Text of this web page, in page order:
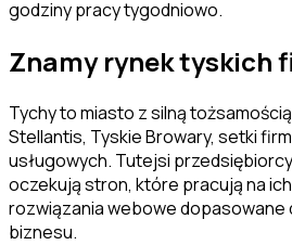
godziny pracy tygodniowo.
Znamy rynektyskich
Tychy to miasto z silną
Stellantis, Tyskie Browary, setki
usługowych. Tutejsi
oczekują stron, które pracują na
rozwiązania webowe
biznesu.